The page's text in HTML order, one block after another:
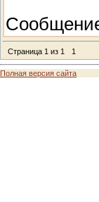
Страница 1 из 1 1
Полная версия сайта